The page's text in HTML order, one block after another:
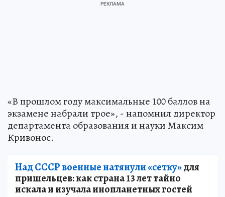
«В прошлом году максимальные 100 баллов на
экзамене набрали трое», - напомнил директор
департамента образования и науки Максим
Кривонос.
Над СССР военные натянули «сетку»для
пришельцев: как страна 13 лет тайно
искала и изучала инопланетных гостей